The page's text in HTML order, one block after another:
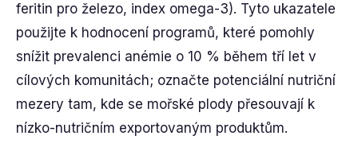
feritin pro železo, index omega-3). Tyto ukazatele
použijte k hodnocení programů, které pomohly
snížit prevalenci anémie o 10 % během tří let v
cílových komunitách; označte potenciální nutriční
mezery tam, kde se mořské plody přesouvají k
nízko-nutričním exportovaným produktům.